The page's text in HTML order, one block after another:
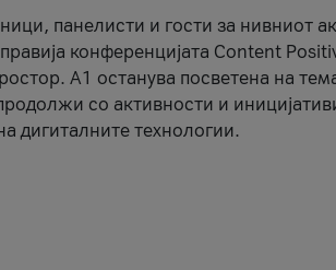
панелисти и гости за нивниот
конференцијата Content
А1 останува посветена на
со активности и
дигиталните технологии.